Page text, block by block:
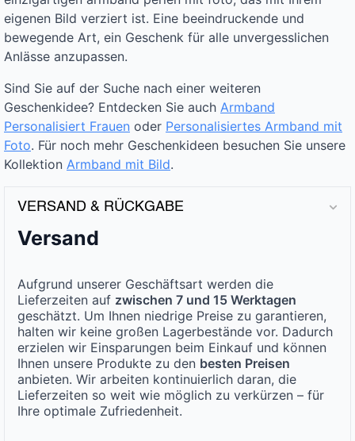
eigenen Bild verziert ist. Eine beeindruckende und
bewegende Art, ein Geschenk für alle unvergesslichen
Anlässe anzupassen.
Sind Sie auf der Suche nach einer weiteren
Geschenkidee? Entdecken Sie auch Armband
Personalisiert Frauen oder Personalisiertes Armband mit
Foto. Für noch mehr Geschenkideen besuchen Sie unsere
Kollektion Armband mit Bild.
VERSAND & RÜCKGABE
Versand
Aufgrund unserer Geschäftsart werden die
Lieferzeiten auf zwischen 7 und 15 Werktagen
geschätzt. Um Ihnen niedrige Preise zu garantieren,
halten wir keine großen Lagerbestände vor. Dadurch
erzielen wir Einsparungen beim Einkauf und können
Ihnen unsere Produkte zu den besten Preisen
anbieten. Wir arbeiten kontinuierlich daran, die
Lieferzeiten so weit wie möglich zu verkürzen – für
Ihre optimale Zufriedenheit.